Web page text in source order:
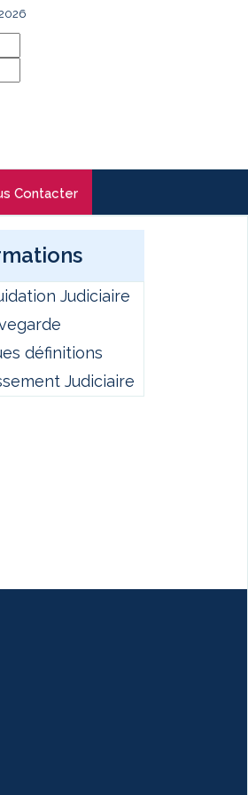
Contacter
Judiciaire
définitions
Judiciaire